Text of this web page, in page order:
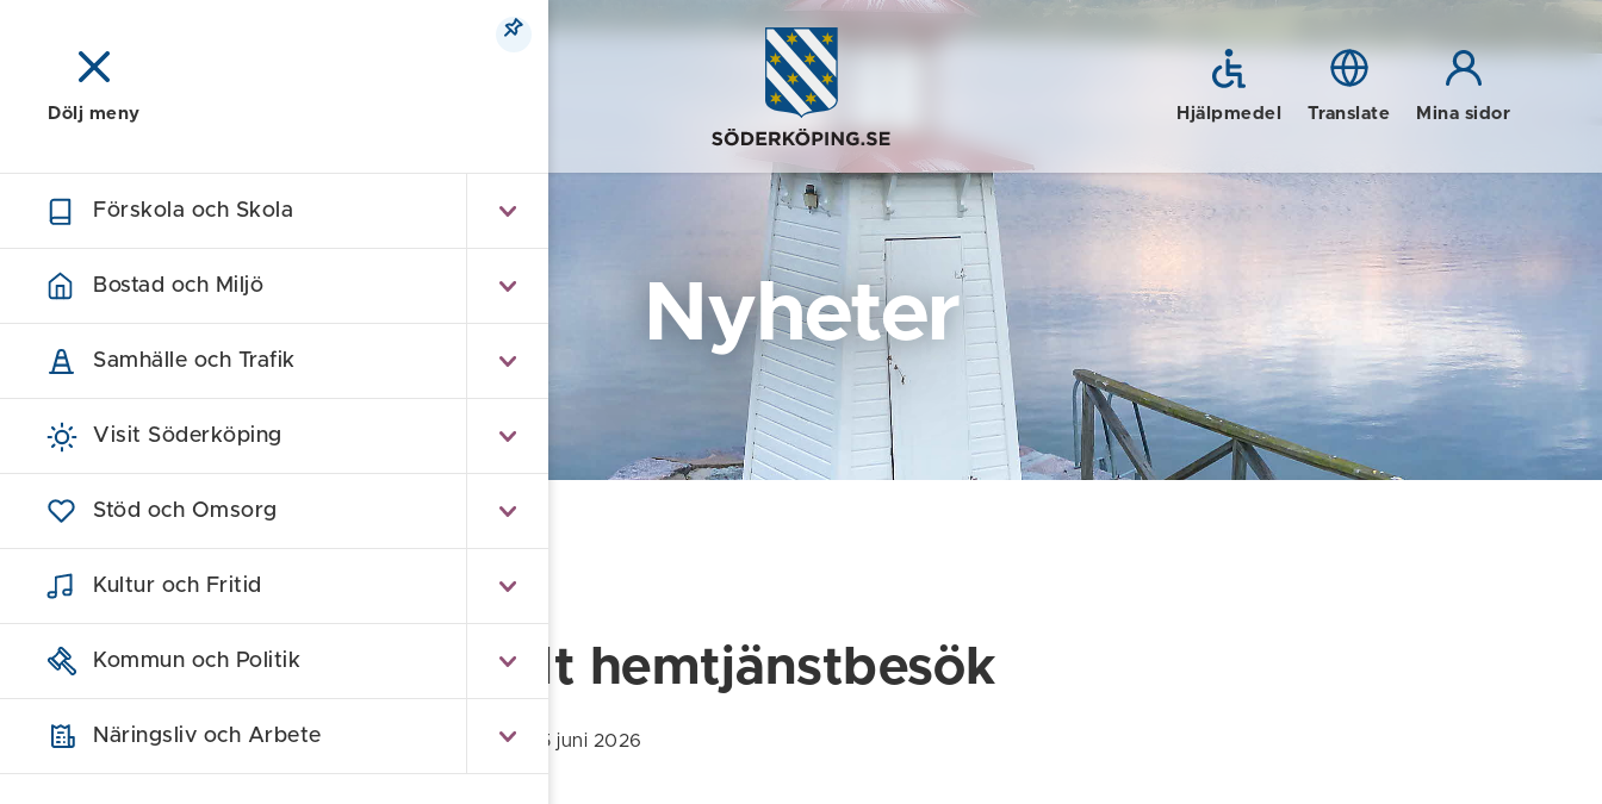
Meny Hjälpmedel Translate Mina sidor
Dölj meny
Förskola och Skola
Bostad och Miljö
Samhälle och Trafik
Visit Söderköping
Stöd och Omsorg
Kultur och Fritid
Kommun och Politik
Näringsliv och Arbete
Nyheter
Hem / Nyheter / Digitalt hemtjänstbesök
Digitalt hemtjänstbesök
Publicerad den 15 juni 2026